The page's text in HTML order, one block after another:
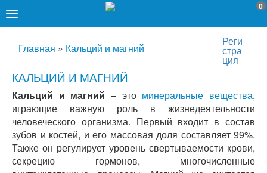
0
Реги
стра
ция
Главная » Кальций и магний
КАЛЬЦИЙ И МАГНИЙ
Кальций и магний – это минеральные вещества,
играющие важную роль в жизнедеятельности
человеческого организма. Первый входит в состав
зубов и костей, и его массовая доля составляет 99%.
Также он регулирует уровень свертываемости крови,
секрецию гормонов, многочисленные